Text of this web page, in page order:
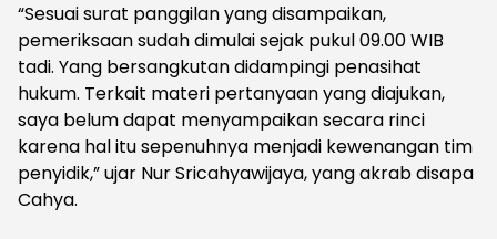
‎“Sesuai surat panggilan yang disampaikan,
pemeriksaan sudah dimulai sejak pukul 09.00 WIB
tadi. Yang bersangkutan didampingi penasihat
hukum. Terkait materi pertanyaan yang diajukan,
saya belum dapat menyampaikan secara rinci
karena hal itu sepenuhnya menjadi kewenangan tim
penyidik,” ujar Nur Sricahyawijaya, yang akrab disapa
Cahya.